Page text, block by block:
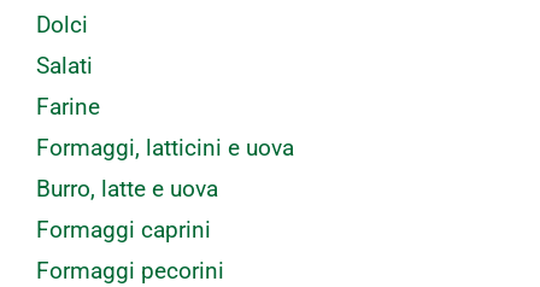
Dolci
Salati
Farine
Formaggi, latticini e uova
Burro, latte e uova
Formaggi caprini
Formaggi pecorini